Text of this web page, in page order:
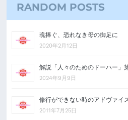
RANDOM POSTS
魂捧ぐ、恐れなき母の御足に
2020年2月12日
解説「人々のためのドーハー」
2024年9月9日
修行ができない時のアドヴァイ
2011年7月25日